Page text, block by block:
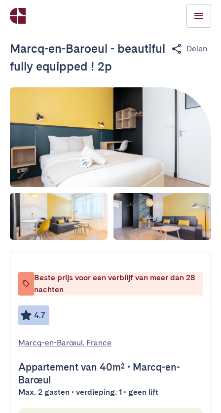
Marcq-en-Baroeul - beautiful
fully equipped ! 2p
Delen
Beste prijs voor een verblijf van meer dan 28
nachten
4.7
Marcq-en-Barœul, France
Appartement van 40m² • Marcq-en-
Barœul
Max. 2 gasten • verdieping: 1 • geen lift